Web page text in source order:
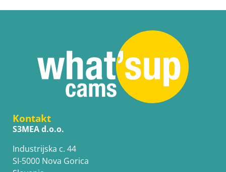
Kontakt
S3MEA d.o.o.
Industrijska c. 44
SI-5000 Nova Gorica